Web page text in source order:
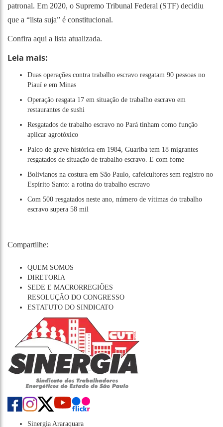
patronal. Em 2020, o Supremo Tribunal Federal (STF) decidiu
que a “lista suja” é constitucional.
Confira aqui a lista atualizada.
Leia mais:
Duas operações contra trabalho escravo resgatam 90 pessoas no
Piauí e em Minas
Operação resgata 17 em situação de trabalho escravo em
restaurantes de sushi
Resgatados de trabalho escravo no Pará tinham como função
aplicar agrotóxico
Palco de greve histórica em 1984, Guariba tem 18 migrantes
resgatados de situação de trabalho escravo. E com fome
Bolivianos na costura em São Paulo, cafeicultores sem registro no
Espírito Santo: a rotina do trabalho escravo
Com 500 resgatados neste ano, número de vítimas do trabalho
escravo supera 58 mil
Compartilhe:
QUEM SOMOS
DIRETORIA
SEDE E MACRORREGIÕES
RESOLUÇÃO DO CONGRESSO
ESTATUTO DO SINDICATO
Sinergia Araraquara